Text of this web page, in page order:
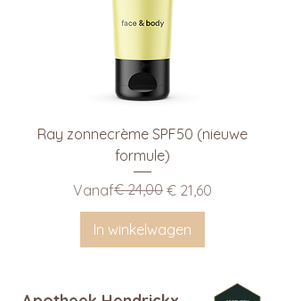
Ray zonnecrème SPF50 (nieuwe
formule)
Vanaf
Normale prijs
€ 24,00 € 21,60
Verkoopprijs
In winkelwagen